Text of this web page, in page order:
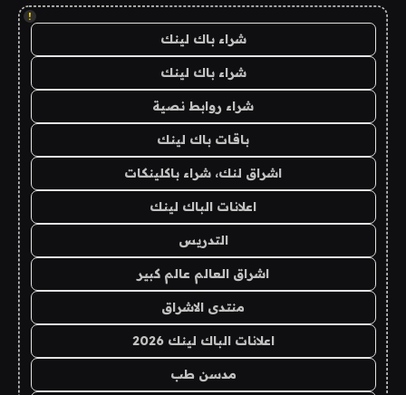
!
شراء باك لينك
شراء باك لينك
شراء روابط نصية
باقات باك لينك
اشراق لنك، شراء باكلينكات
اعلانات الباك لينك
التدريس
اشراق العالم عالم كبير
منتدى الاشراق
اعلانات الباك لينك 2026
مدسن طب